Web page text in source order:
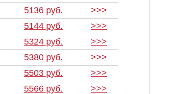
5136 руб.
>>>
5144 руб.
>>>
5324 руб.
>>>
5380 руб.
>>>
5503 руб.
>>>
5566 руб.
>>>